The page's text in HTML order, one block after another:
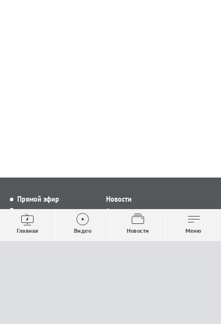
Прямой эфир
Видео
Выпуски новостей
Проекты
Новости
Все новости
Общество
Строительство и ЖКХ
Главная Видео Новости Меню